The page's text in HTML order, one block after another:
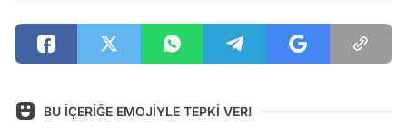
BU İÇERİĞE EMOJİYLE TEPKİ VER!